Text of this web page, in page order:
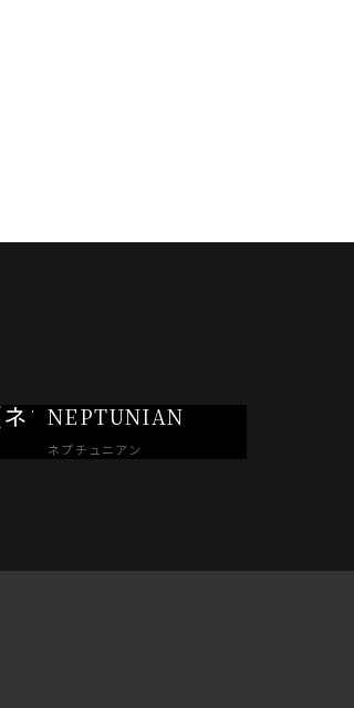
NEPTUNIAN
ネプチュニアン